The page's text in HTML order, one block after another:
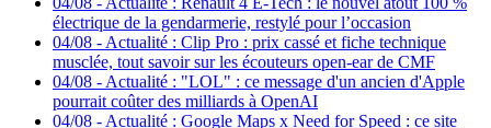
électrique de la gendarmerie, restylé pour l’occasion
04/08 - Actualité : Clip Pro : prix cassé et fiche technique
musclée, tout savoir sur les écouteurs open-ear de CMF
04/08 - Actualité : "LOL" : ce message d'un ancien d'Apple
pourrait coûter des milliards à OpenAI
04/08 - Actualité : Google Maps x Need for Speed : ce site